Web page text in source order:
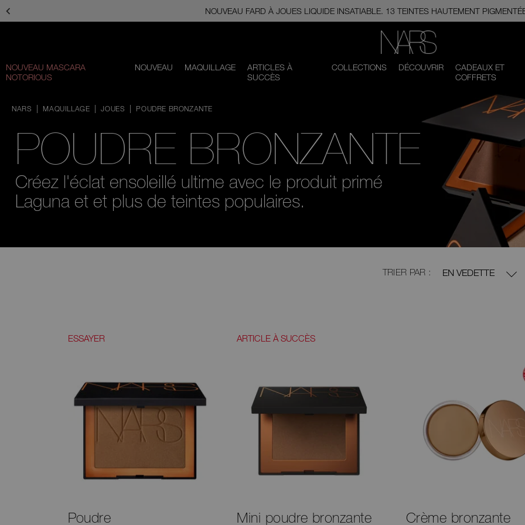
au
contenu
NOUVEAU FARD À JOUES LIQUIDE INSATIABLE. 13 TEINTES HAUTEMENT
NOUVEAU MASCARA
NOTORIOUS
NOUVEAU MAQUILLAGE
ARTICLES À
SUCCÈS
COLLECTIONS DÉCOUVRIR
CADEAUX ET
COFFRETS
vers
POUDRE BRONZANTE
Créez l'éclat ensoleillé ultime avec le produit primé ​​​​​​​
Laguna et et plus de teintes populaires.
NARS MAQUILLAGE JOUES POUDRE BRONZANTE
Affichage
TRIER PAR :
null EN VEDETTE
ESSAYER
Poudre
ARTICLE À SUCCÈS
Mini poudre bronzante
Crème bronzante